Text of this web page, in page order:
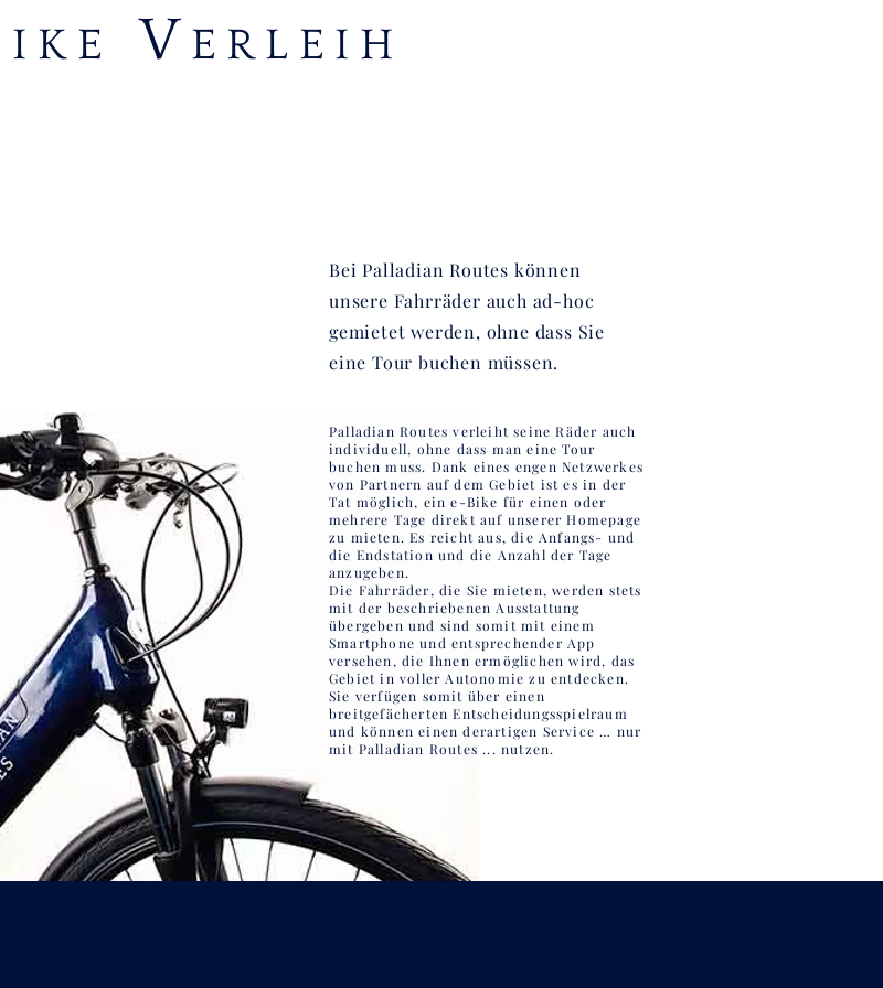
IKE V ERLEIH
Bei Palladian Routes können
unsere Fahrräder auch ad-hoc
gemietet werden, ohne dass Sie
eine Tour buchen müssen.
Palladian Routes verleiht seine Räder auch
individuell, ohne dass man eine Tour
buchen muss. Dank eines engen Netzwerkes
von Partnern auf dem Gebiet ist es in der
Tat möglich, ein e-Bike für einen oder
mehrere Tage direkt auf unserer Homepage
zu mieten. Es reicht aus, die Anfangs- und
die Endstation und die Anzahl der Tage
anzugeben.
Die Fahrräder, die Sie mieten, werden stets
mit der beschriebenen Ausstattung
übergeben und sind somit mit einem
Smartphone und entsprechender App
versehen, die Ihnen ermöglichen wird, das
Gebiet in voller Autonomie zu entdecken.
Sie verfügen somit über einen
breitgefächerten Entscheidungsspielraum
und können einen derartigen Service … nur
mit Palladian Routes ... nutzen.